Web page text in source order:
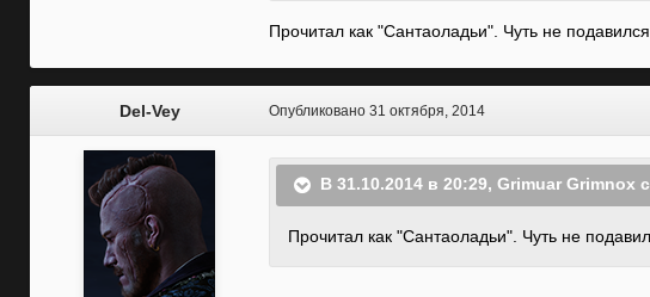
Прочитал как "Сантаоладьи". Чуть не
Del-Vey Опубликовано 31 октября, 2014
В 31.10.2014 в 20:29, Grimuar Grimnox
Прочитал как "Сантаоладьи". Чуть не